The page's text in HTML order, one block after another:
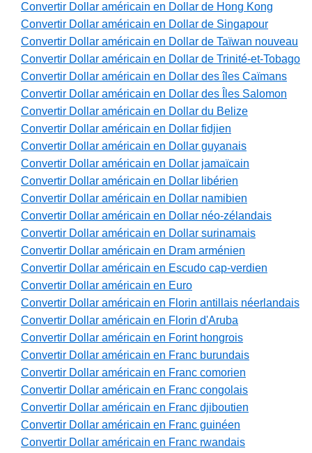
Convertir Dollar américain en Dollar de Hong Kong
Convertir Dollar américain en Dollar de Singapour
Convertir Dollar américain en Dollar de Taïwan nouveau
Convertir Dollar américain en Dollar de Trinité-et-Tobago
Convertir Dollar américain en Dollar des îles Caïmans
Convertir Dollar américain en Dollar des Îles Salomon
Convertir Dollar américain en Dollar du Belize
Convertir Dollar américain en Dollar fidjien
Convertir Dollar américain en Dollar guyanais
Convertir Dollar américain en Dollar jamaïcain
Convertir Dollar américain en Dollar libérien
Convertir Dollar américain en Dollar namibien
Convertir Dollar américain en Dollar néo-zélandais
Convertir Dollar américain en Dollar surinamais
Convertir Dollar américain en Dram arménien
Convertir Dollar américain en Escudo cap-verdien
Convertir Dollar américain en Euro
Convertir Dollar américain en Florin antillais néerlandais
Convertir Dollar américain en Florin d'Aruba
Convertir Dollar américain en Forint hongrois
Convertir Dollar américain en Franc burundais
Convertir Dollar américain en Franc comorien
Convertir Dollar américain en Franc congolais
Convertir Dollar américain en Franc djiboutien
Convertir Dollar américain en Franc guinéen
Convertir Dollar américain en Franc rwandais